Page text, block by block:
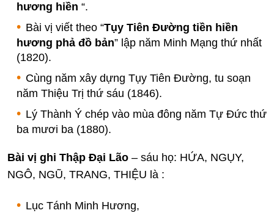
hương hiền “.
Bài vị viết theo “Tụy Tiên Đường tiền hiền
hương phả đồ bản” lập năm Minh Mạng thứ nhất
(1820).
Cùng năm xây dựng Tụy Tiên Đường, tu soạn
năm Thiệu Trị thứ sáu (1846).
Lý Thành Ý chép vào mùa đông năm Tự Đức thứ
ba mươi ba (1880).
Bài vị ghi Thập Đại Lão – sáu họ: HỨA, NGỤY,
NGÔ, NGŨ, TRANG, THIỆU là :
Lục Tánh Minh Hương,